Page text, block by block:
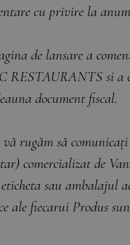
cu privire la
de lansare a
si a
document fiscal.
rugăm să
comercializat de
sau ambalajul
ale fiecarui Produs